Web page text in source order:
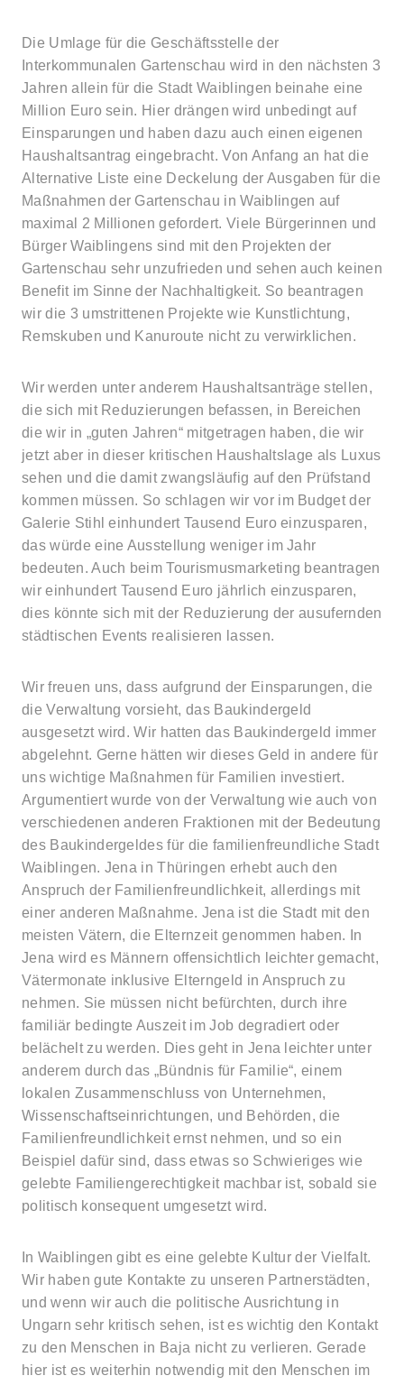
Die Umlage für die Geschäftsstelle der
Interkommunalen Gartenschau wird in den nächsten 3
Jahren allein für die Stadt Waiblingen beinahe eine
Million Euro sein. Hier drängen wird unbedingt auf
Einsparungen und haben dazu auch einen eigenen
Haushaltsantrag eingebracht. Von Anfang an hat die
Alternative Liste eine Deckelung der Ausgaben für die
Maßnahmen der Gartenschau in Waiblingen auf
maximal 2 Millionen gefordert. Viele Bürgerinnen und
Bürger Waiblingens sind mit den Projekten der
Gartenschau sehr unzufrieden und sehen auch keinen
Benefit im Sinne der Nachhaltigkeit. So beantragen
wir die 3 umstrittenen Projekte wie Kunstlichtung,
Remskuben und Kanuroute nicht zu verwirklichen.
Wir werden unter anderem Haushaltsanträge stellen,
die sich mit Reduzierungen befassen, in Bereichen
die wir in „guten Jahren“ mitgetragen haben, die wir
jetzt aber in dieser kritischen Haushaltslage als Luxus
sehen und die damit zwangsläufig auf den Prüfstand
kommen müssen. So schlagen wir vor im Budget der
Galerie Stihl einhundert Tausend Euro einzusparen,
das würde eine Ausstellung weniger im Jahr
bedeuten. Auch beim Tourismusmarketing beantragen
wir einhundert Tausend Euro jährlich einzusparen,
dies könnte sich mit der Reduzierung der ausufernden
städtischen Events realisieren lassen.
Wir freuen uns, dass aufgrund der Einsparungen, die
die Verwaltung vorsieht, das Baukindergeld
ausgesetzt wird. Wir hatten das Baukindergeld immer
abgelehnt. Gerne hätten wir dieses Geld in andere für
uns wichtige Maßnahmen für Familien investiert.
Argumentiert wurde von der Verwaltung wie auch von
verschiedenen anderen Fraktionen mit der Bedeutung
des Baukindergeldes für die familienfreundliche Stadt
Waiblingen. Jena in Thüringen erhebt auch den
Anspruch der Familienfreundlichkeit, allerdings mit
einer anderen Maßnahme. Jena ist die Stadt mit den
meisten Vätern, die Elternzeit genommen haben. In
Jena wird es Männern offensichtlich leichter gemacht,
Vätermonate inklusive Elterngeld in Anspruch zu
nehmen. Sie müssen nicht befürchten, durch ihre
familiär bedingte Auszeit im Job degradiert oder
belächelt zu werden. Dies geht in Jena leichter unter
anderem durch das „Bündnis für Familie“, einem
lokalen Zusammenschluss von Unternehmen,
Wissenschaftseinrichtungen, und Behörden, die
Familienfreundlichkeit ernst nehmen, und so ein
Beispiel dafür sind, dass etwas so Schwieriges wie
gelebte Familiengerechtigkeit machbar ist, sobald sie
politisch konsequent umgesetzt wird.
In Waiblingen gibt es eine gelebte Kultur der Vielfalt.
Wir haben gute Kontakte zu unseren Partnerstädten,
und wenn wir auch die politische Ausrichtung in
Ungarn sehr kritisch sehen, ist es wichtig den Kontakt
zu den Menschen in Baja nicht zu verlieren. Gerade
hier ist es weiterhin notwendig mit den Menschen im